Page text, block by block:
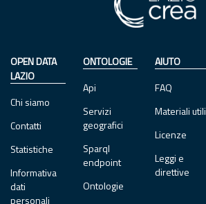
OPEN DATA
LAZIO
Chi siamo
Contatti
Statistiche
Informativa
dati
personali
ONTOLOGIE
Api
Servizi
geografici
Sparql
endpoint
Ontologie
AIUTO
FAQ
Materiali utili
Licenze
Leggi e
direttive